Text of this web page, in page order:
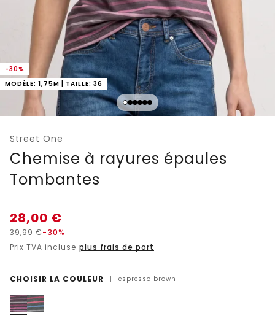
-30%
MODÈLE: 1,75M | TAILLE: 36
Street One
Chemise à rayures épaules
Tombantes
28,00 €
39,99€-30%
Prix TVA incluse plus frais de port
CHOISIR LA COULEUR | espresso brown